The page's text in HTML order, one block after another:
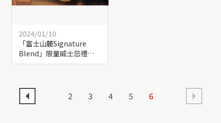
2024/01/10
「富士山麓Signature
Blend」限量威士忌禮盒
獨獻台灣
2 3 4 5 6